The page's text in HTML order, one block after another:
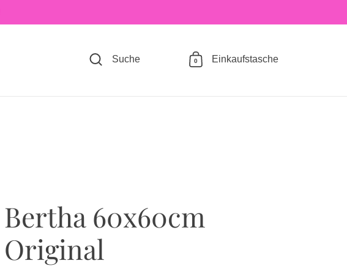
Suche 0 Einkaufstasche
Bertha 60x60cm
Original